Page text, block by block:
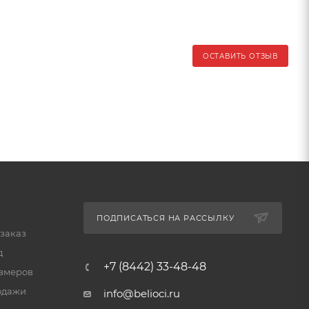
ОСТАВИТЬ ОТЗЫВ
ПОДПИСАТЬСЯ НА РАССЫЛКУ
+7 (8442) 33-48-48
info@belioci.ru